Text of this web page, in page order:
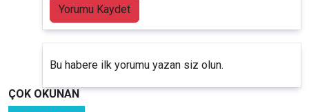
Yorumu Kaydet
Bu habere ilk yorumu yazan siz olun.
ÇOK OKUNAN